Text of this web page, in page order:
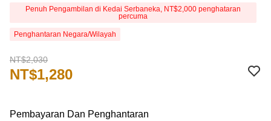
Penuh Pengambilan di Kedai Serbaneka, NT$2,000 penghataran
percuma
Penghantaran Negara/Wilayah
NT$2,030
NT$1,280
Pembayaran Dan Penghantaran